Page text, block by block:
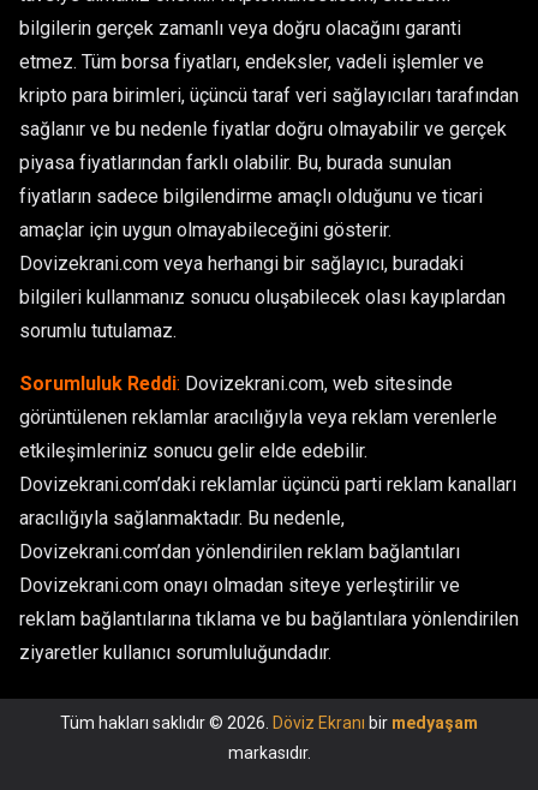
bilgilerin gerçek zamanlı veya doğru olacağını garanti
etmez. Tüm borsa fiyatları, endeksler, vadeli işlemler ve
kripto para birimleri, üçüncü taraf veri sağlayıcıları tarafından
sağlanır ve bu nedenle fiyatlar doğru olmayabilir ve gerçek
piyasa fiyatlarından farklı olabilir. Bu, burada sunulan
fiyatların sadece bilgilendirme amaçlı olduğunu ve ticari
amaçlar için uygun olmayabileceğini gösterir.
Dovizekrani.com veya herhangi bir sağlayıcı, buradaki
bilgileri kullanmanız sonucu oluşabilecek olası kayıplardan
sorumlu tutulamaz.
Sorumluluk Reddi: Dovizekrani.com, web sitesinde
görüntülenen reklamlar aracılığıyla veya reklam verenlerle
etkileşimleriniz sonucu gelir elde edebilir.
Dovizekrani.com’daki reklamlar üçüncü parti reklam kanalları
aracılığıyla sağlanmaktadır. Bu nedenle,
Dovizekrani.com’dan yönlendirilen reklam bağlantıları
Dovizekrani.com onayı olmadan siteye yerleştirilir ve
reklam bağlantılarına tıklama ve bu bağlantılara yönlendirilen
ziyaretler kullanıcı sorumluluğundadır.
Tüm hakları saklıdır © 2026. Döviz Ekranı bir medyaşam
markasıdır.